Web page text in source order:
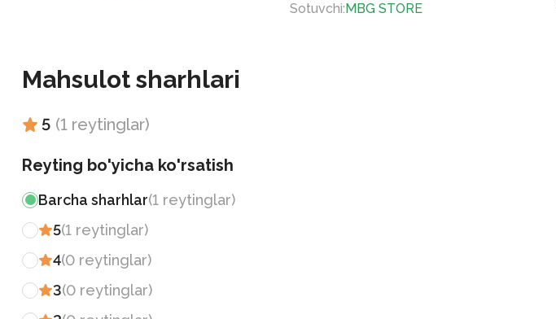
Sotuvchi:MBG STORE
Mahsulot sharhlari
5 (1 reytinglar)
Reyting bo'yicha ko'rsatish
Barcha sharhlar(1 reytinglar)
5(1 reytinglar)
4(0 reytinglar)
3(0 reytinglar)